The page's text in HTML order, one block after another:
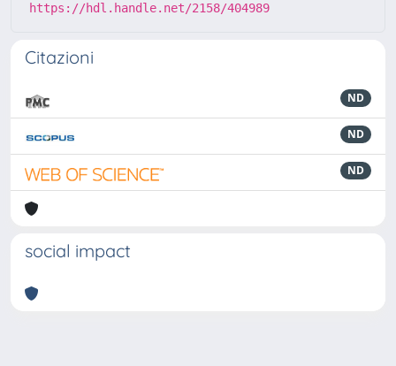
https://hdl.handle.net/2158/404989
Citazioni
ND
ND
ND
social impact